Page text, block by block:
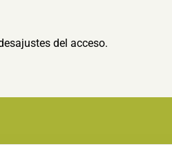
del acceso.